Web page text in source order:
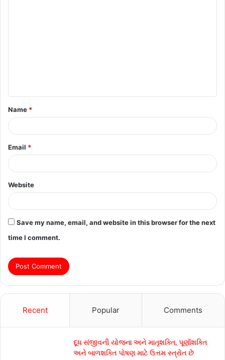
t
*
Name *
Email *
Website
Save my name, email, and website in this browser for the next
time I comment.
Recent Popular Comments
દૂધ સંજીવની યોજના અને માતૃશક્તિ, પૂર્ણાશક્તિ
અને બાળશક્તિ પોષણ માટે ઉત્તમ સ્ત્રોત છે